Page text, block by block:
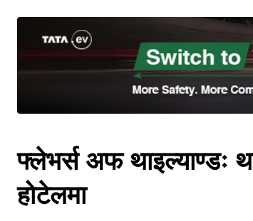
फ्लेभर्स अफ थाइल्याण्डः
होटेलमा